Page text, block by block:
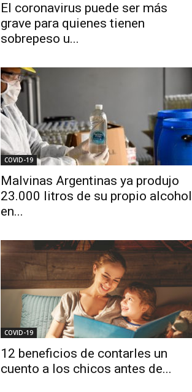
El coronavirus puede ser más
grave para quienes tienen
sobrepeso u...
COVID-19
Malvinas Argentinas ya produjo
23.000 litros de su propio alcohol
en...
COVID-19
12 beneficios de contarles un
cuento a los chicos antes de...